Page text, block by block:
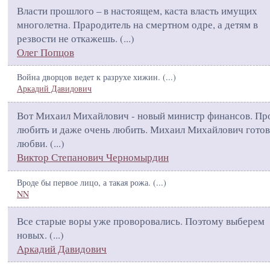
Власти прошлого – в настоящем, каста власть имущих
многолетна. Прародитель на смертном одре, а детям в
резвости не откажешь. (...)
Олег Попцов
Война дворцов ведет к разрухе хижин. (...)
Аркадий Давидович
Вот Михаил Михайлович - новый министр финансов.
любить и даже очень любить. Михаил Михайлович
любви. (...)
Виктор Степанович Черномырдин
Вроде бы первое лицо, а такая рожа. (...)
NN
Все старые воры уже проворовались. Поэтому выберем
новых. (...)
Аркадий Давидович